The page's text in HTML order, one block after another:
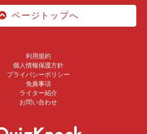
ページトップへ
利用規約
個人情報保護方針
プライバシーポリシー
免責事項
ライター紹介
お問い合わせ